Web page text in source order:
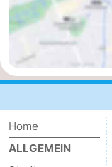
Home
ALLGEMEIN